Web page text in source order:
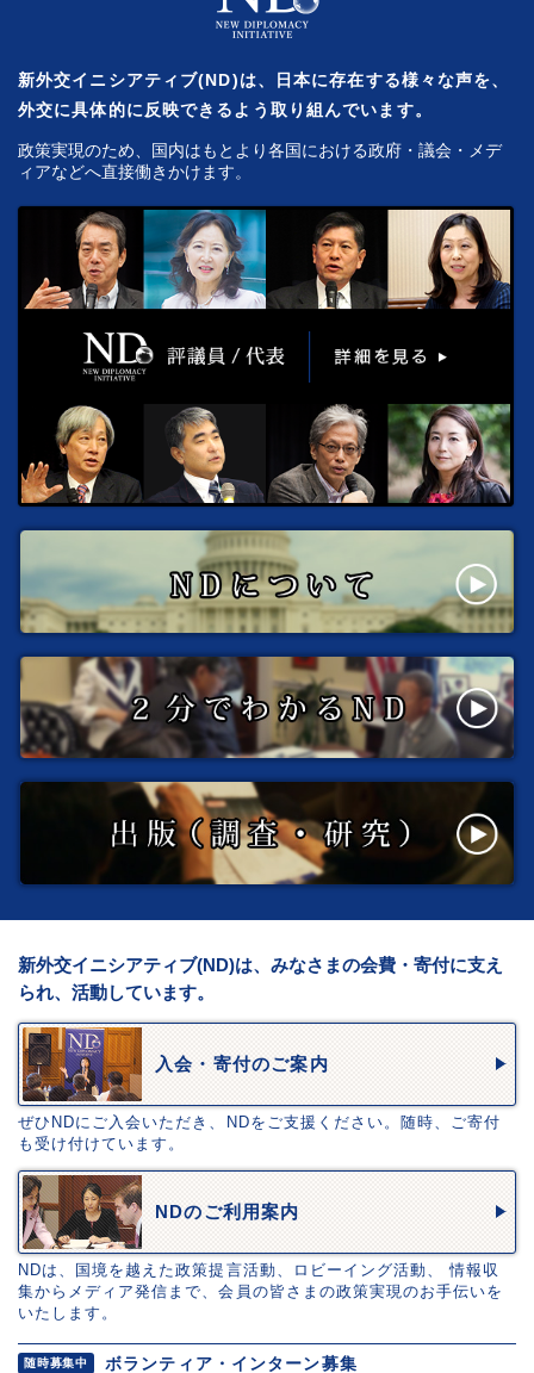
新外交イニシアティブ(ND)は、日本に存在する様々な声を、
外交に具体的に反映できるよう取り組んでいます。
政策実現のため、国内はもとより各国における政府・議会・メデ
ィアなどへ直接働きかけます。
新外交イニシアティブ(ND)は、みなさまの会費・寄付に支え
られ、活動しています。
入会・寄付のご案内
ぜひNDにご入会いただき、NDをご支援ください。随時、ご寄付
も受け付けています。
NDのご利用案内
NDは、国境を越えた政策提言活動、ロビーイング活動、 情報収
集からメディア発信まで、会員の皆さまの政策実現のお手伝いを
いたします。
随時募集中 ボランティア・インターン募集